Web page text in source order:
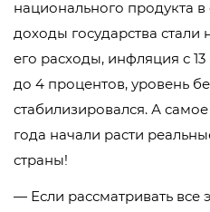
национального продукта в
доходы государства
его расходы, инфляция с
до 4 процентов, уровень
стабилизировался. А
года начали расти
страны!
— Если рассматривать все